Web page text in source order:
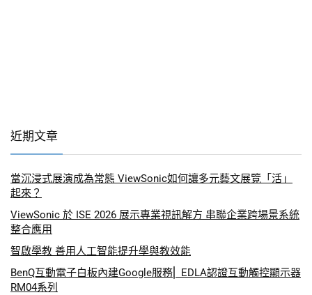
近期文章
當沉浸式展演成為常態 ViewSonic如何讓多元藝文展覽「活」
起來？
ViewSonic 於 ISE 2026 展示專業視訊解方 串聯企業跨場景系統
整合應用
智啟學教 善用人工智能提升學與教效能
BenQ互動電子白板內建Google服務⎜ EDLA認證互動觸控顯示器
RM04系列